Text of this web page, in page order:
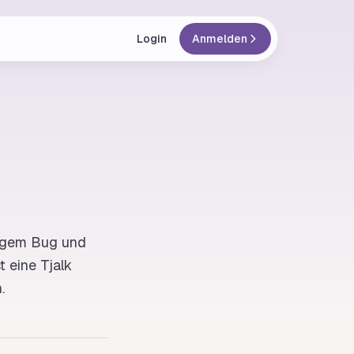
Login Anmelden
Bug und
eine Tjalk